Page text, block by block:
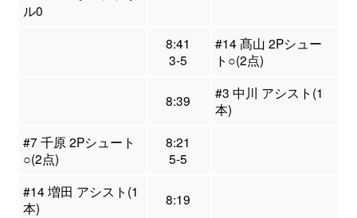
ル0
8:41
3-5
#14 髙山 2Pシュー
ト○(2点)
8:39
#3 中川 アシスト(1
本)
#7 千原 2Pシュート
○(2点)
8:21
5-5
#14 増田 アシスト(1
本)
8:19